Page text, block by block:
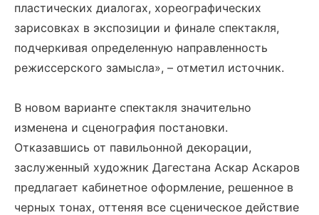
пластических диалогах, хореографических
зарисовках в экспозиции и финале спектакля,
подчеркивая определенную направленность
режиссерского замысла», – отметил источник.
В новом варианте спектакля значительно
изменена и сценография постановки.
Отказавшись от павильонной декорации,
заслуженный художник Дагестана Аскар Аскаров
предлагает кабинетное оформление, решенное в
черных тонах, оттеняя все сценическое действие